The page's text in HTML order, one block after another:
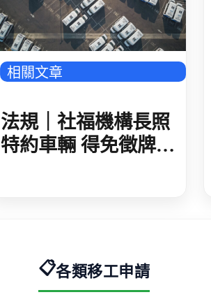
相關文章
法規｜社福機構長照
特約車輛 得免徵牌照
📋各類移工申請